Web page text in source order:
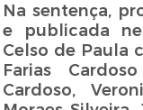
Na sentença,
e publicada
Celso de Paula
Farias
Cardoso,